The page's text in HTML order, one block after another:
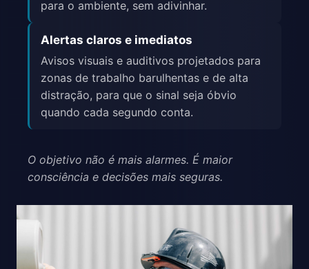
para o ambiente, sem adivinhar.
Alertas claros e imediatos
Avisos visuais e auditivos projetados para
zonas de trabalho barulhentas e de alta
distração, para que o sinal seja óbvio
quando cada segundo conta.
O objetivo não é mais alarmes. É maior
consciência e decisões mais seguras.